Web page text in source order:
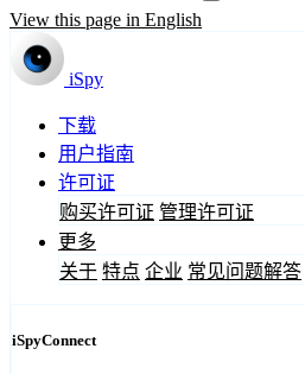
View this page in English
iSpy
下载
用户指南
许可证
购买许可证 管理许可证
更多
关于 特点 企业 常见问题解答
iSpyConnect